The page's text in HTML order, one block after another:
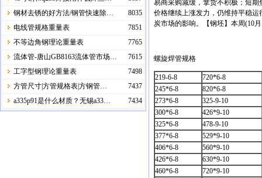
钢材去锈的好方法/钢管快速除…
8035
电线管规格重量表
7851
不等边角钢理论重量表
7765
流体管-唐山GB8163流体管市场…
7615
工字型钢理论重量表
7498
方管尺寸|方管规格表|方钢管…
7437
a335p91是什么材质？无锡a33…
7434
易商采购减缓，拿货不积极；短
价格继续上涨发力，仍维持平稳
炭市场的影响。【钢坯】本周(10
螺旋焊管规格
219-6-8
720*6-8
245*6-8
820*6-8
273*6-8
325-9-10
300*6-8
426*9-10
325*6-8
478-9-10
377*6-8
529*9-10
406*6-8
560*9-10
426*6-8
630*9-10
460*6-8
720*9-10